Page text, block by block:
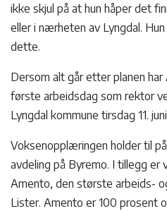
ikke skjul på at hun håper det
eller i nærheten av Lyngdal.
dette.
Dersom alt går etter planen har
første arbeidsdag som rektor
Lyngdal kommune tirsdag 11.
Voksenopplæringen holder til
avdeling på Byremo. I tillegg
Amento, den største arbeids-
Lister. Amento er 100 prosent